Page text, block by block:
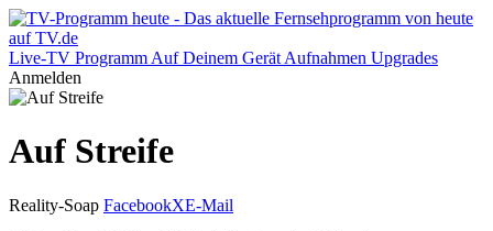
Live-TV Programm Auf Deinem Gerät Aufnahmen Upgrades
Anmelden
Auf Streife
Reality-Soap FacebookXE-Mail